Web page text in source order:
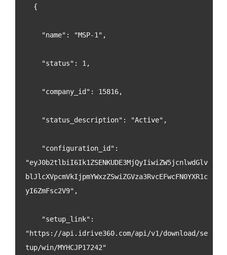
  {
    "name": "MSP-1",
    "status": 1,
    "company_id": 15816,
    "status_description": "Active",
"eyJ0b2tlbiI6Ik1ZSENKUDE3MjQyIiwiZW5jcnlwdGlv
blJlcXVpcmVkIjpmYWxzZSwiZGVza3RvcEFwcFN0YXR1c
yI6ZmFsc2V9",
"https://api.idrive360.com/api/v1/download/se
tup/win/MYHCJP17242"